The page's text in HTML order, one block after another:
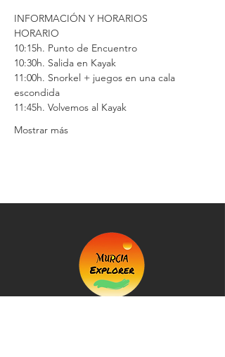
INFORMACIÓN Y HORARIOS
HORARIO
10:15h. Punto de Encuentro
10:30h. Salida en Kayak
11:00h. Snorkel + juegos en una cala
escondida
11:45h. Volvemos al Kayak
Mostrar más